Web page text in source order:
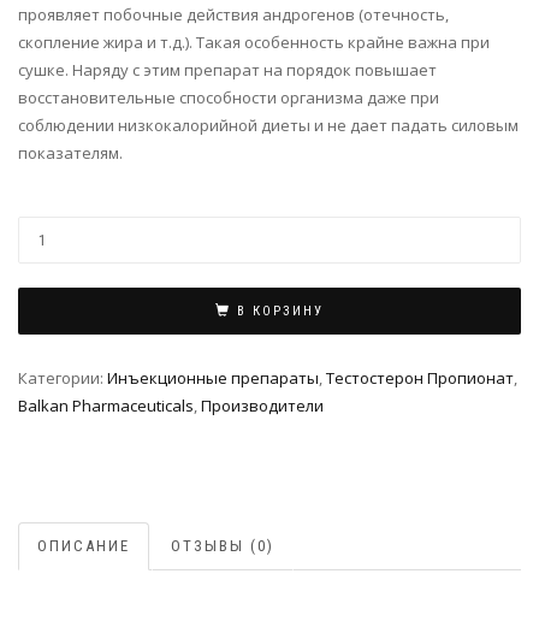
проявляет побочные действия андрогенов (отечность,
скопление жира и т.д.). Такая особенность крайне важна при
сушке. Наряду с этим препарат на порядок повышает
восстановительные способности организма даже при
соблюдении низкокалорийной диеты и не дает падать силовым
показателям.
В КОРЗИНУ
Категории: Инъeкциoнныe препараты,Тестостерон Пропионат,
Balkan Pharmaceuticals,Производители
ОПИСАНИЕ ОТЗЫВЫ (0)